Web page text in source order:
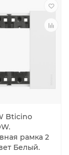
Bticino
рамка 2
Белый.